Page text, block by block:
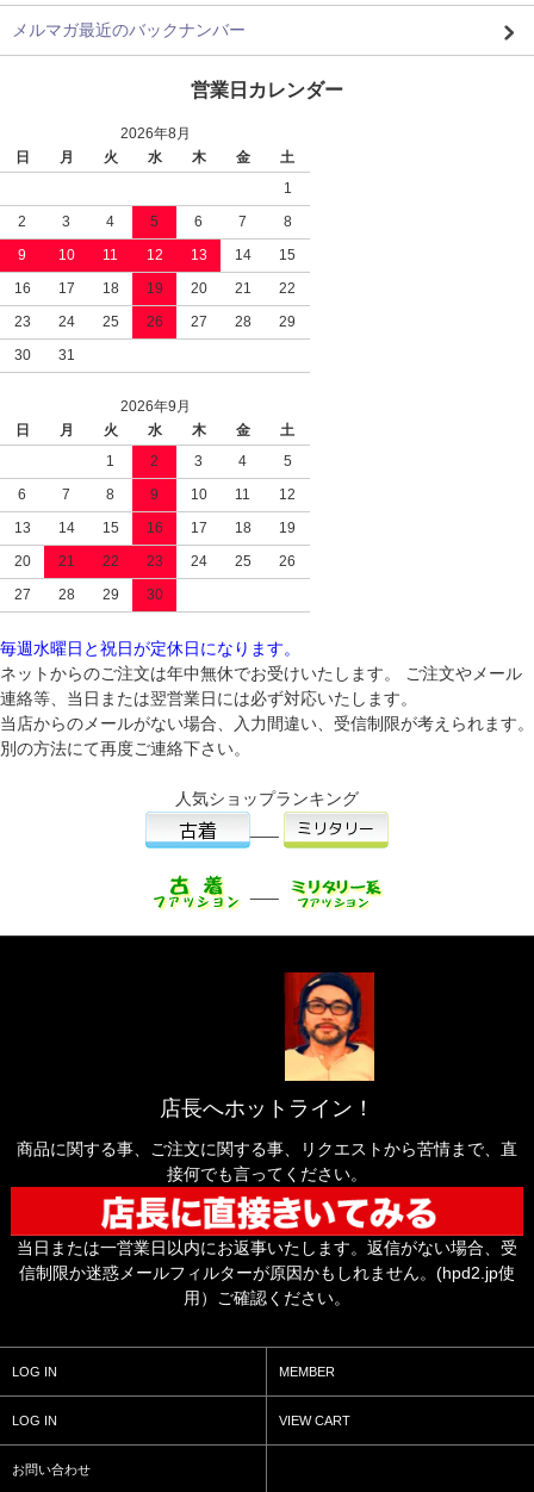
メルマガ最近のバックナンバー
営業日カレンダー
2026年8月
日
月 火 水 木 金
土
1
2
3 4 5 6 7
8
9
10 11 12 13 14
15
16
17 18 19 20 21
22
23
24 25 26 27 28
29
30
31
2026年9月
日
月 火 水 木 金
土
1
2 3 4
5
6
7 8 9 10 11
12
13
14 15 16 17 18
19
20
21 22 23 24 25
26
27
28 29 30
毎週水曜日と祝日が定休日になります。
ネットからのご注文は年中無休でお受けいたします。 ご注文やメール
連絡等、当日または翌営業日には必ず対応いたします。
当店からのメールがない場合、入力間違い、受信制限が考えられます。
別の方法にて再度ご連絡下さい。
人気ショップランキング
店長へホットライン！
商品に関する事、ご注文に関する事、リクエストから苦情まで、直
接何でも言ってください。
当日または一営業日以内にお返事いたします。返信がない場合、受
信制限か迷惑メールフィルターが原因かもしれません。(hpd2.jp使
用）ご確認ください。
LOG IN MEMBER
LOG IN VIEW CART
お問い合わせ